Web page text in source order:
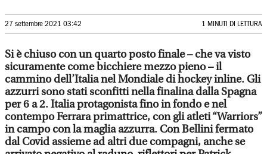
27 settembre 2021 03:42 1 MINUTI DI LETTURA
Si è chiuso con un quarto posto finale – che va visto
sicuramente come bicchiere mezzo pieno – il
cammino dell’Italia nel Mondiale di hockey inline. Gli
azzurri sono stati sconfitti nella finalina dalla Spagna
per 6 a 2. Italia protagonista fino in fondo e nel
contempo Ferrara primattrice, con gli atleti “Warriors”
in campo con la maglia azzurra. Con Bellini fermato
dal Covid assieme ad altri due compagni, anche se